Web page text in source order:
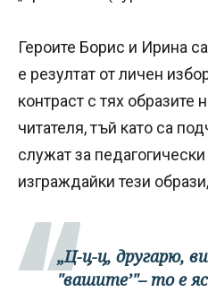
Героите Борис и Ирина
е резултат от личен
контраст с тях
читателя, тъй като са
служат за
изграждайки тези
„Ц-ц-ц, другарю,
"вашите’"– то е